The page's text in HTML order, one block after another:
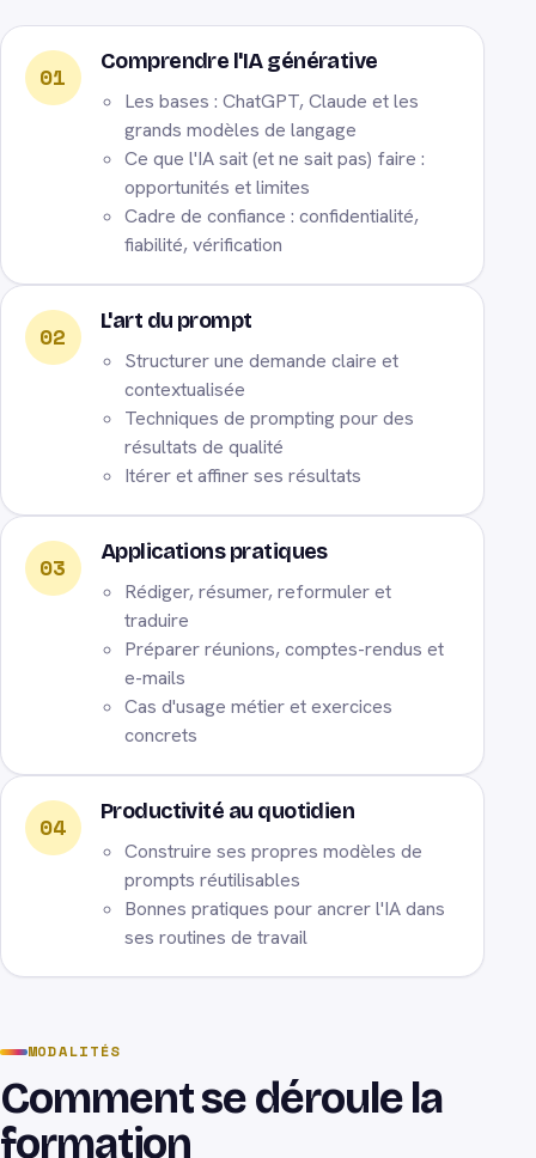
01
Comprendre l'IA générative
Les bases : ChatGPT, Claude et les
grands modèles de langage
Ce que l'IA sait (et ne sait pas) faire :
opportunités et limites
Cadre de confiance : confidentialité,
fiabilité, vérification
02
L'art du prompt
Structurer une demande claire et
contextualisée
Techniques de prompting pour des
résultats de qualité
Itérer et affiner ses résultats
03
Applications pratiques
Rédiger, résumer, reformuler et
traduire
Préparer réunions, comptes-rendus et
e-mails
Cas d'usage métier et exercices
concrets
04
Productivité au quotidien
Construire ses propres modèles de
prompts réutilisables
Bonnes pratiques pour ancrer l'IA dans
ses routines de travail
MODALITÉS
Comment se déroule la
formation